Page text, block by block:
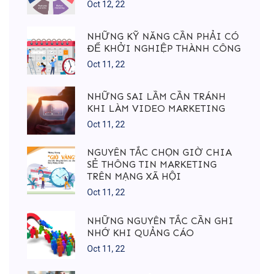
Oct 12, 22
NHỮNG KỸ NĂNG CẦN PHẢI CÓ
ĐỂ KHỞI NGHIỆP THÀNH CÔNG
Oct 11, 22
NHỮNG SAI LẦM CẦN TRÁNH
KHI LÀM VIDEO MARKETING
Oct 11, 22
NGUYÊN TẮC CHỌN GIỜ CHIA
SẺ THÔNG TIN MARKETING
TRÊN MẠNG XÃ HỘI
Oct 11, 22
NHỮNG NGUYÊN TẮC CẦN GHI
NHỚ KHI QUẢNG CÁO
Oct 11, 22